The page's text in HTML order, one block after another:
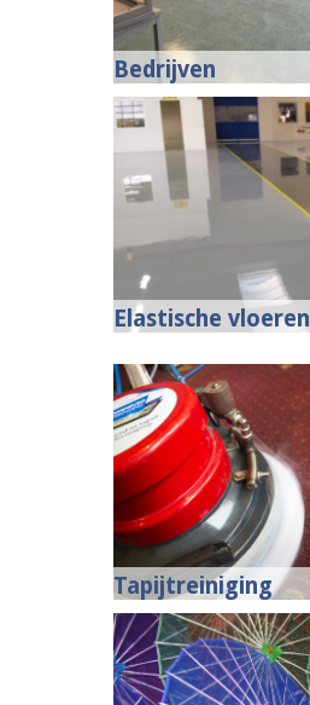
Bedrijven
Elastische vloeren
Tapijtreiniging